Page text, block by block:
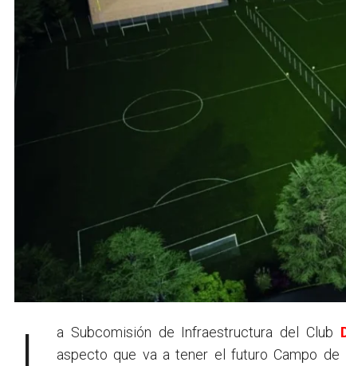
La Subcomisión de Infraestructura del Club
aspecto que va a tener el futuro Campo